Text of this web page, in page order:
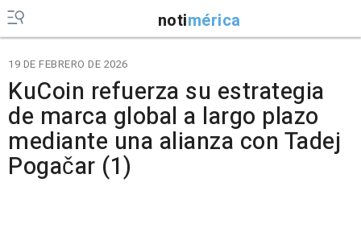
notimérica
19 DE FEBRERO DE 2026
KuCoin refuerza su estrategia
de marca global a largo plazo
mediante una alianza con Tadej
Pogačar (1)